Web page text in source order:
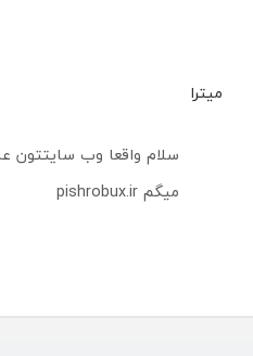
میترا
سلام واقعا وب سایتتون
میگم pishrobux.ir